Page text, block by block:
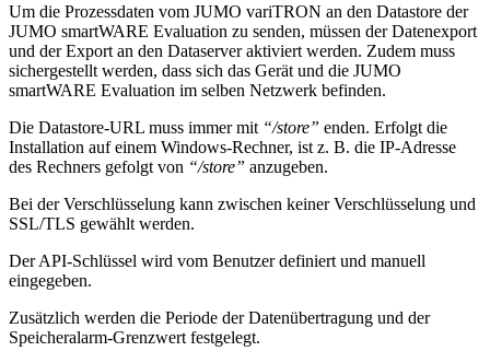
Um die Prozessdaten vom JUMO variTRON an den Datastore der
JUMO smartWARE Evaluation zu senden, müssen der Datenexport
und der Export an den Dataserver aktiviert werden. Zudem muss
sichergestellt werden, dass sich das Gerät und die JUMO
smartWARE Evaluation im selben Netzwerk befinden.
Die Datastore-URL muss immer mit “/store” enden. Erfolgt die
Installation auf einem Windows-Rechner, ist z. B. die IP-Adresse
des Rechners gefolgt von “/store” anzugeben.
Bei der Verschlüsselung kann zwischen keiner Verschlüsselung und
SSL/TLS gewählt werden.
Der API-Schlüssel wird vom Benutzer definiert und manuell
eingegeben.
Zusätzlich werden die Periode der Datenübertragung und der
Speicheralarm-Grenzwert festgelegt.